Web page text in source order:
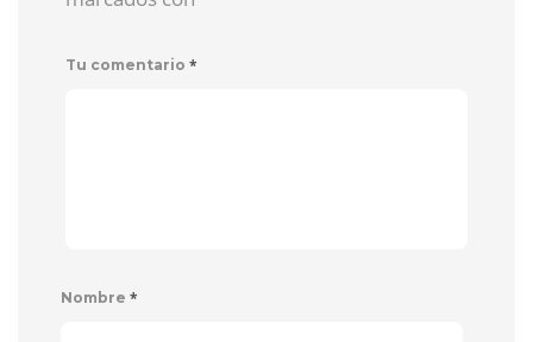
Tu comentario *
Nombre *